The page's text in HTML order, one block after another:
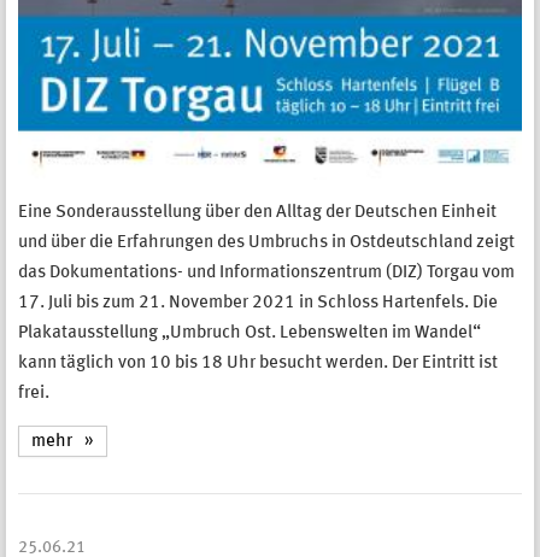
Eine Sonderausstellung über den Alltag der Deutschen Einheit
und über die Erfahrungen des Umbruchs in Ostdeutschland zeigt
das Dokumentations- und Informationszentrum (DIZ) Torgau vom
17. Juli bis zum 21. November 2021 in Schloss Hartenfels. Die
Plakatausstellung „Umbruch Ost. Lebenswelten im Wandel“
kann täglich von 10 bis 18 Uhr besucht werden. Der Eintritt ist
frei.
mehr
25.06.21